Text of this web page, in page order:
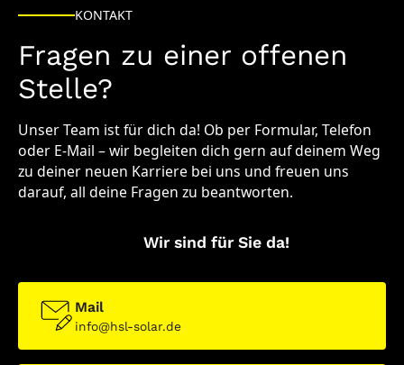
KONTAKT
Fragen zu einer offenen
Stelle?
Unser Team ist für dich da! Ob per Formular, Telefon
oder E-Mail – wir begleiten dich gern auf deinem Weg
zu deiner neuen Karriere bei uns und freuen uns
darauf, all deine Fragen zu beantworten.
Wir sind für Sie da!
Mail
info@hsl-solar.de